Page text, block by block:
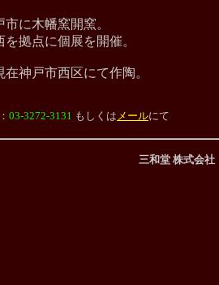
に木幡窯開窯。
拠点に個展を開催。
西区にて作陶。
03-3272-3131 もしくは メールにて
三和堂 株式会社